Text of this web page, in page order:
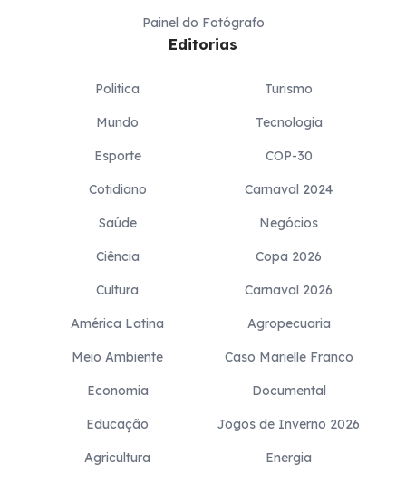
Painel do Fotógrafo
Editorias
Politica
Mundo
Esporte
Cotidiano
Saúde
Ciência
Cultura
América Latina
Meio Ambiente
Economia
Educação
Agricultura
Turismo
Tecnologia
COP-30
Carnaval 2024
Negócios
Copa 2026
Carnaval 2026
Agropecuaria
Caso Marielle Franco
Documental
Jogos de Inverno 2026
Energia